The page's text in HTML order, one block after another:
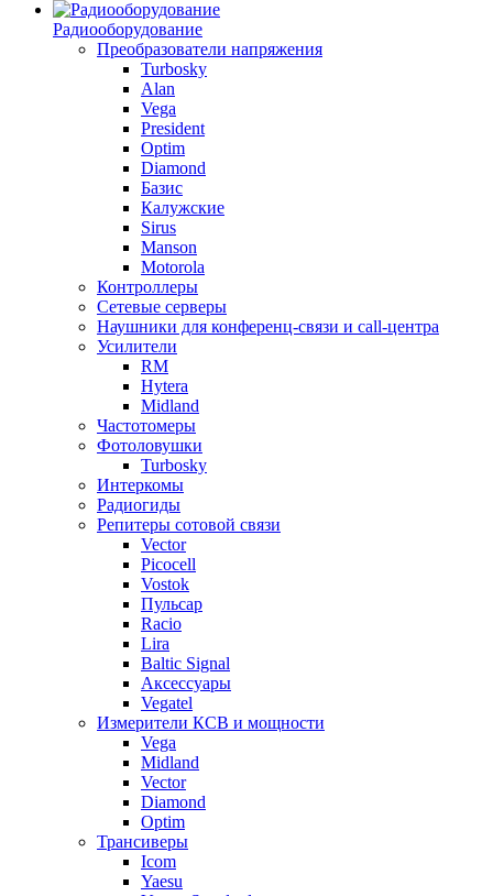
Радиооборудование
Преобразователи напряжения
Turbosky
Alan
Vega
President
Optim
Diamond
Базис
Калужские
Sirus
Manson
Motorola
Контроллеры
Сетевые серверы
Наушники для конференц-связи и call-центра
Усилители
RM
Hytera
Midland
Частотомеры
Фотоловушки
Turbosky
Интеркомы
Радиогиды
Репитеры сотовой связи
Vector
Picocell
Vostok
Пульсар
Racio
Lira
Baltic Signal
Аксессуары
Vegatel
Измерители КСВ и мощности
Vega
Midland
Vector
Diamond
Optim
Трансиверы
Icom
Yaesu